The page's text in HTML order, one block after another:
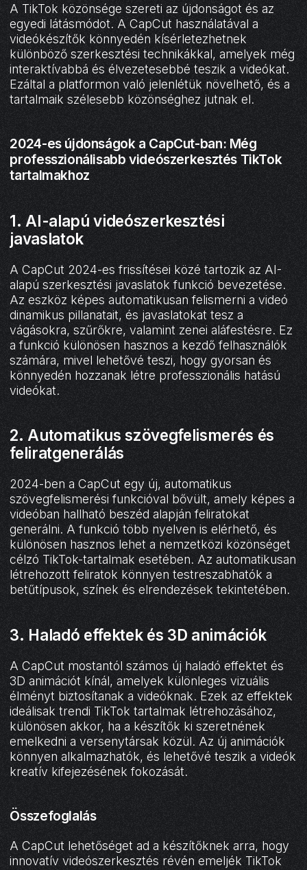
A TikTok közönsége szereti az újdonságot és az
egyedi látásmódot. A CapCut használatával a
videókészítők könnyedén kísérletezhetnek
különböző szerkesztési technikákkal, amelyek még
interaktívabbá és élvezetesebbé teszik a videókat.
Ezáltal a platformon való jelenlétük növelhető, és a
tartalmaik szélesebb közönséghez jutnak el.
2024-es újdonságok a CapCut-ban: Még
professzionálisabb videószerkesztés TikTok
tartalmakhoz
1. AI-alapú videószerkesztési
javaslatok
A CapCut 2024-es frissítései közé tartozik az AI-
alapú szerkesztési javaslatok funkció bevezetése.
Az eszköz képes automatikusan felismerni a videó
dinamikus pillanatait, és javaslatokat tesz a
vágásokra, szűrőkre, valamint zenei aláfestésre. Ez
a funkció különösen hasznos a kezdő felhasználók
számára, mivel lehetővé teszi, hogy gyorsan és
könnyedén hozzanak létre professzionális hatású
videókat.
2. Automatikus szövegfelismerés és
feliratgenerálás
2024-ben a CapCut egy új, automatikus
szövegfelismerési funkcióval bővült, amely képes a
videóban hallható beszéd alapján feliratokat
generálni. A funkció több nyelven is elérhető, és
különösen hasznos lehet a nemzetközi közönséget
célzó TikTok-tartalmak esetében. Az automatikusan
létrehozott feliratok könnyen testreszabhatók a
betűtípusok, színek és elrendezések tekintetében.
3. Haladó effektek és 3D animációk
A CapCut mostantól számos új haladó effektet és
3D animációt kínál, amelyek különleges vizuális
élményt biztosítanak a videóknak. Ezek az effektek
ideálisak trendi TikTok tartalmak létrehozásához,
különösen akkor, ha a készítők ki szeretnének
emelkedni a versenytársak közül. Az új animációk
könnyen alkalmazhatók, és lehetővé teszik a videók
kreatív kifejezésének fokozását.
Összefoglalás
A CapCut lehetőséget ad a készítőknek arra, hogy
innovatív videószerkesztés révén emeljék TikTok